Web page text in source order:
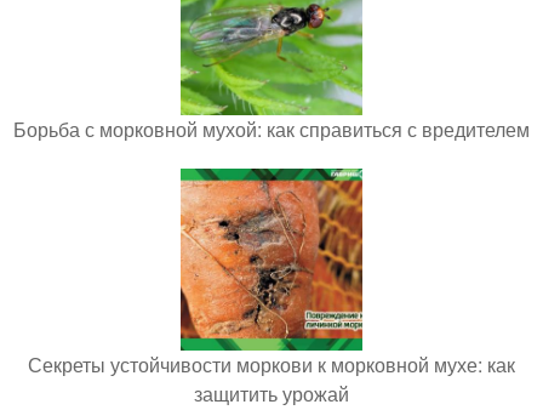
Борьба с морковной мухой: как справиться с вредителем
Секреты устойчивости моркови к морковной мухе: как
защитить урожай